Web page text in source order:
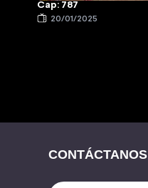
Cap: 787
20/01/2025
CONTÁCTANOS